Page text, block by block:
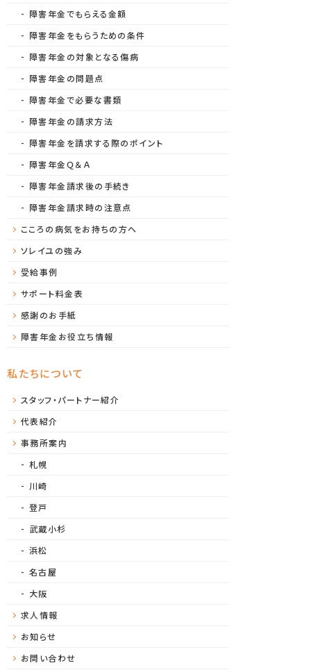
障害年金でもらえる金額
障害年金をもらうための条件
障害年金の対象となる傷病
障害年金の問題点
障害年金で必要な書類
障害年金の請求方法
障害年金を請求する際のポイント
障害年金Ｑ＆Ａ
障害年金請求後の手続き
障害年金請求時の注意点
こころの病気をお持ちの方へ
ソレイユの強み
受給事例
サポート料金表
感謝のお手紙
障害年金お役立ち情報
私たちについて
スタッフ・パートナー紹介
代表紹介
事務所案内
札幌
川崎
登戸
武蔵小杉
浜松
名古屋
大阪
求人情報
お知らせ
お問い合わせ